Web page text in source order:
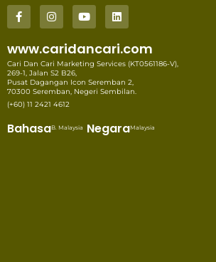
www.caridancari.com
Cari Dan Cari Marketing Services (KT0561186-V),
269-1, Jalan S2 B26,
Pusat Dagangan Icon Seremban 2,
70300 Seremban, Negeri Sembilan.
(+60) 11 2421 4612
BahasaB. Malaysia NegaraMalaysia